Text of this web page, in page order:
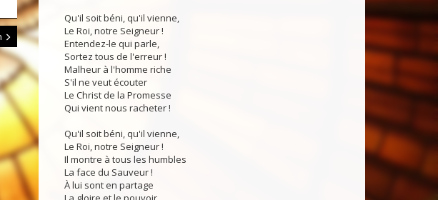
Qu'il soit béni, qu'il vienne,
Le Roi, notre Seigneur !
Entendez-le qui parle,
Sortez tous de l'erreur !
Malheur à l'homme riche
S'il ne veut écouter
Le Christ de la Promesse
Qui vient nous racheter !
Qu'il soit béni, qu'il vienne,
Le Roi, notre Seigneur !
Il montre à tous les humbles
La face du Sauveur !
À lui sont en partage